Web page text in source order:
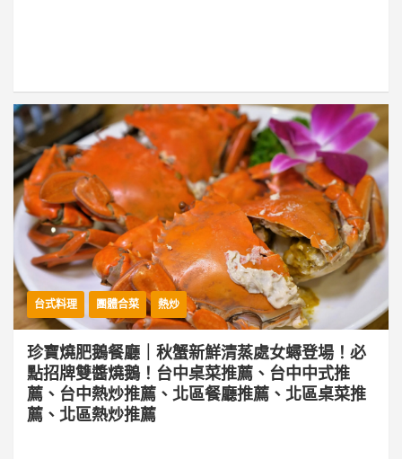
台式料理 團體合菜 熱炒
珍寶燒肥鵝餐廳｜秋蟹新鮮清蒸處女蟳登場！必
點招牌雙醬燒鵝！台中桌菜推薦、台中中式推
薦、台中熱炒推薦、北區餐廳推薦、北區桌菜推
薦、北區熱炒推薦